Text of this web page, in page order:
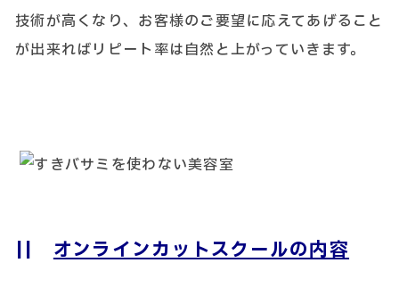
技術が高くなり、お客様のご要望に応えてあげること
が出来ればリピート率は自然と上がっていきます。
|| オンラインカットスクールの内容